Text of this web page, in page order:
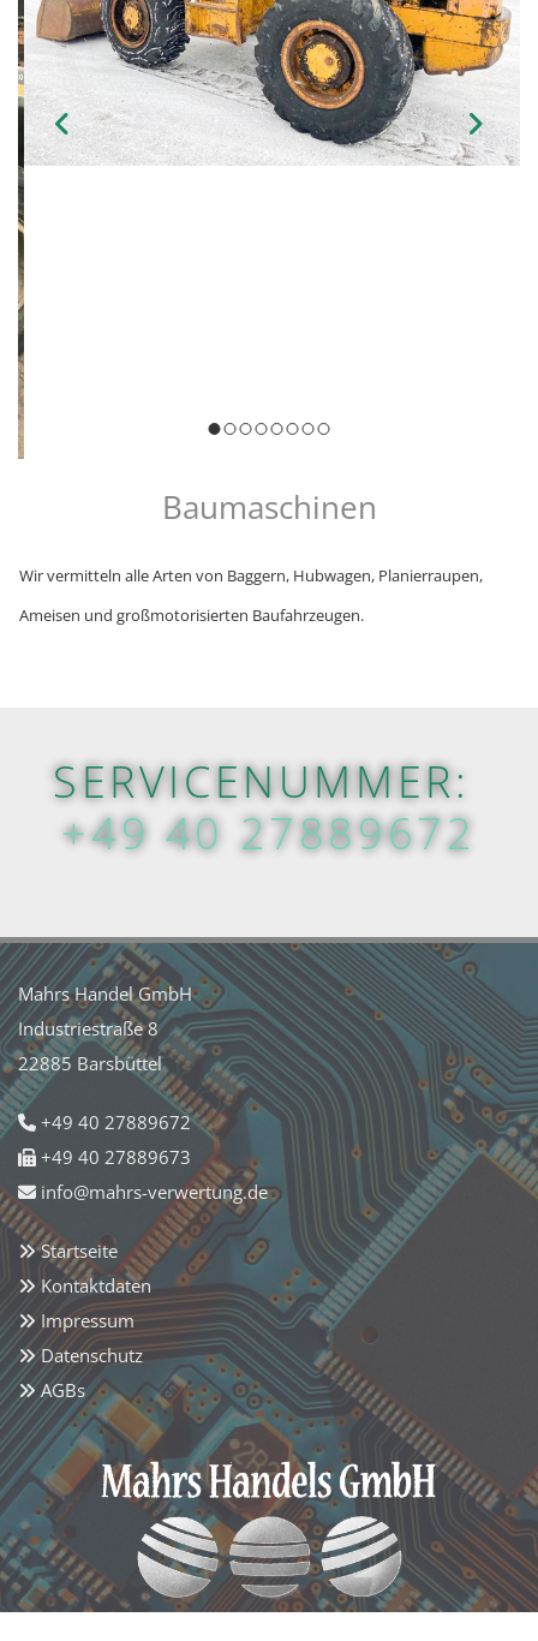
Baumaschinen
Wir vermitteln alle Arten von Baggern, Hubwagen, Planierraupen,
Ameisen und großmotorisierten Baufahrzeugen.
SERVICENUMMER:
+49 40 27889672
Mahrs Handel GmbH
Industriestraße 8
22885 Barsbüttel
 +49 40 27889672
 +49 40 27889673
 info@mahrs-verwertung.de
 Startseite
 Kontaktdaten
 Impressum
 Datenschutz
 AGBs